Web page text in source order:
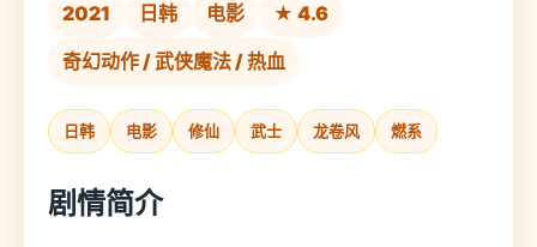
2021 日韩 电影
★ 4.6
奇幻动作 / 武侠魔法 / 热血
日韩 电影 修仙 武士 龙卷风 燃系
剧情简介